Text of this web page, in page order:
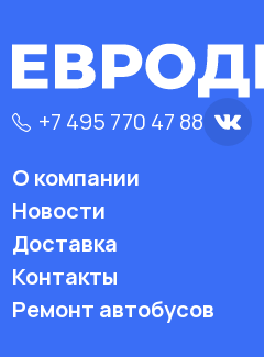
+7 495 770 47 88
О компании
Новости
Доставка
Контакты
Ремонт автобусов